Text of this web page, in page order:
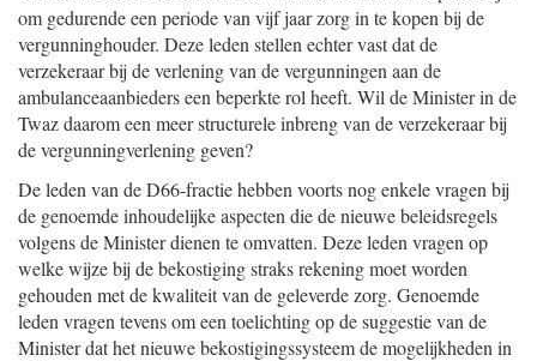
om gedurende een periode van vijf jaar zorg in te kopen bij de
vergunninghouder. Deze leden stellen echter vast dat de
verzekeraar bij de verlening van de vergunningen aan de
ambulanceaanbieders een beperkte rol heeft. Wil de Minister in de
Twaz daarom een meer structurele inbreng van de verzekeraar bij
de vergunningverlening geven?
De leden van de D66-fractie hebben voorts nog enkele vragen bij
de genoemde inhoudelijke aspecten die de nieuwe beleidsregels
volgens de Minister dienen te omvatten. Deze leden vragen op
welke wijze bij de bekostiging straks rekening moet worden
gehouden met de kwaliteit van de geleverde zorg. Genoemde
leden vragen tevens om een toelichting op de suggestie van de
Minister dat het nieuwe bekostigingssysteem de mogelijkheden in